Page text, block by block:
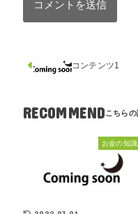
コンテンツ1
RECOMMEND
お金の知識